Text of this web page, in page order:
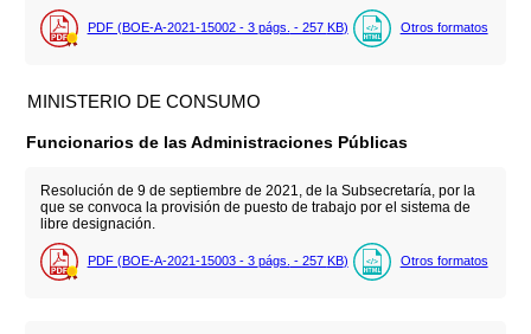
PDF (BOE-A-2021-15002 - 3 págs. - 257 KB) Otros formatos
MINISTERIO DE CONSUMO
Funcionarios de las Administraciones Públicas
Resolución de 9 de septiembre de 2021, de la Subsecretaría, por la
que se convoca la provisión de puesto de trabajo por el sistema de
libre designación.
PDF (BOE-A-2021-15003 - 3 págs. - 257 KB) Otros formatos